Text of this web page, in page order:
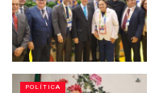
POLÍTICA